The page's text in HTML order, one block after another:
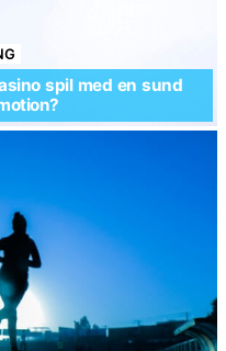
spil med en sund